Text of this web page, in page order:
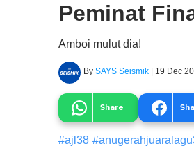
Peminat
Amboi mulut dia!
By SAYS Seismik | 19 Dec
Share
#ajl38 #